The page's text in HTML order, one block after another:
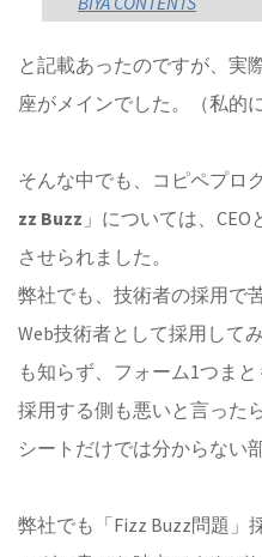
と記載あったのですが、実
座がメインでした。（私的
そんな中でも、コピペプロ
zz Buzz 」については、
させられました。
弊社でも、技術者の採用で
Web技術者として採用して
も知らず、フォーム1つま
採用する側も悪いと言った
シートだけでは分からない
弊社でも「Fizz Buzz問題」